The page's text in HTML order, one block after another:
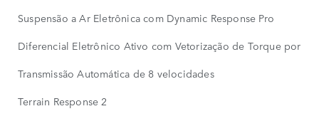
Suspensão a Ar Eletrônica com Dynamic Response Pro
Diferencial Eletrônico Ativo com Vetorização de Torque por
Transmissão Automática de 8 velocidades
Terrain Response 2